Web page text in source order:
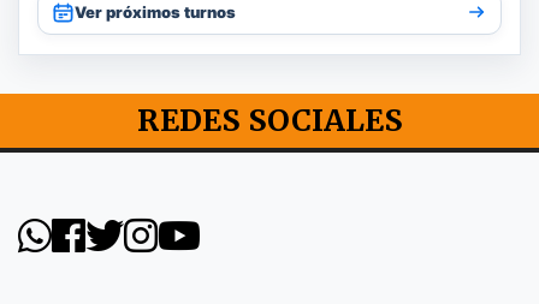
Ver próximos turnos
REDES SOCIALES